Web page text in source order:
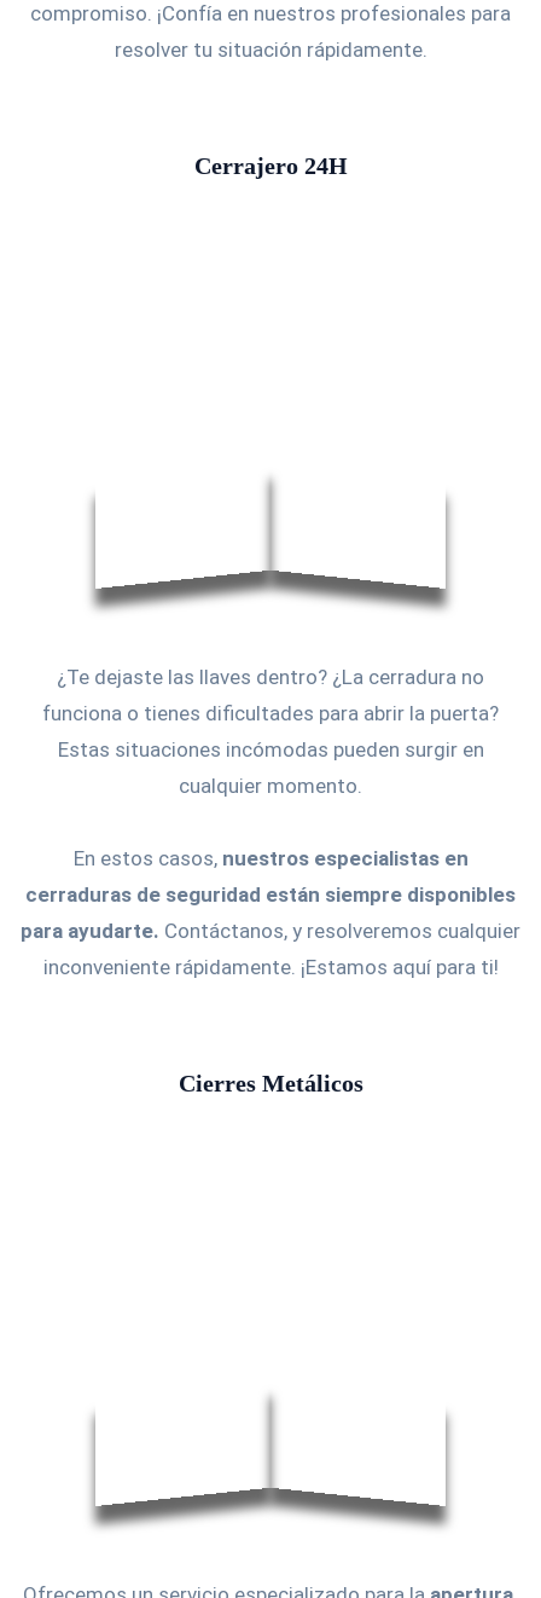
compromiso. ¡Confía en nuestros profesionales para
resolver tu situación rápidamente.
Cerrajero 24H
¿Te dejaste las llaves dentro? ¿La cerradura no
funciona o tienes dificultades para abrir la puerta?
Estas situaciones incómodas pueden surgir en
cualquier momento.
En estos casos, nuestros especialistas en
cerraduras de seguridad están siempre disponibles
para ayudarte. Contáctanos, y resolveremos cualquier
inconveniente rápidamente. ¡Estamos aquí para ti!
Cierres Metálicos